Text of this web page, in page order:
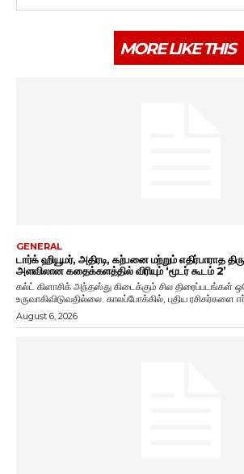
MORE LIKE THIS
GENERAL
டார்க் ஹியூமர், அதிரடி, கற்பனை மற்றும் எதிர்பாராத
அளவிலான கதைக்களத்தில் விரியும் ‘மூடர் கூடம் 2’
கல்ட் கிளாசிக் அந்தஸ்து கிடைக்கும் சில திரைப்படங்கள்
உருவாகிவிடுவதில்லை. காலப்போக்கில், புதிய ரசிகர்களை
August 6, 2026